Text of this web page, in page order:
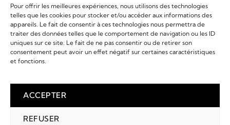
Pour offrir les meilleures expériences, nous utilisons des technologies
telles que les cookies pour stocker et/ou accéder aux informations des
appareils. Le fait de consentir à ces technologies nous permettra de
traiter des données telles que le comportement de navigation ou les ID
uniques sur ce site. Le fait de ne pas consentir ou de retirer son
consentement peut avoir un effet négatif sur certaines caractéristiques
et fonctions.
ACCEPTER
REFUSER
Liens utiles
2026 © TIMEKEEPING - Réalisé par